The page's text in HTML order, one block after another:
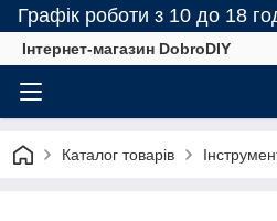
Графік роботи з 10 до 18
Інтернет-магазин DobroDIY
Каталог товарів